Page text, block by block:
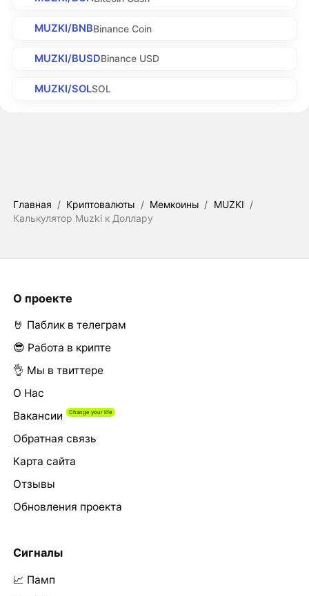
MUZKI/BNBBinance Coin
MUZKI/BUSDBinance USD
MUZKI/SOLSOL
Главная / Криптовалюты / Мемкоины / MUZKI /
Калькулятор Muzki к Доллару
О проекте
🤘 Паблик в телеграм
😎 Работа в крипте
👌 Мы в твиттере
О Нас
Вакансии
Обратная связь
Карта сайта
Отзывы
Обновления проекта
Сигналы
📈 Памп